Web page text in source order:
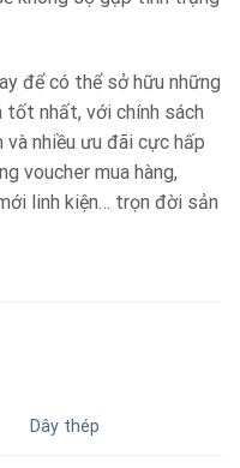
để có thể sở hữu những
nhất, với chính sách
và nhiều ưu đãi cực hấp
voucher mua hàng,
linh kiện… trọn đời sản
Dây thép